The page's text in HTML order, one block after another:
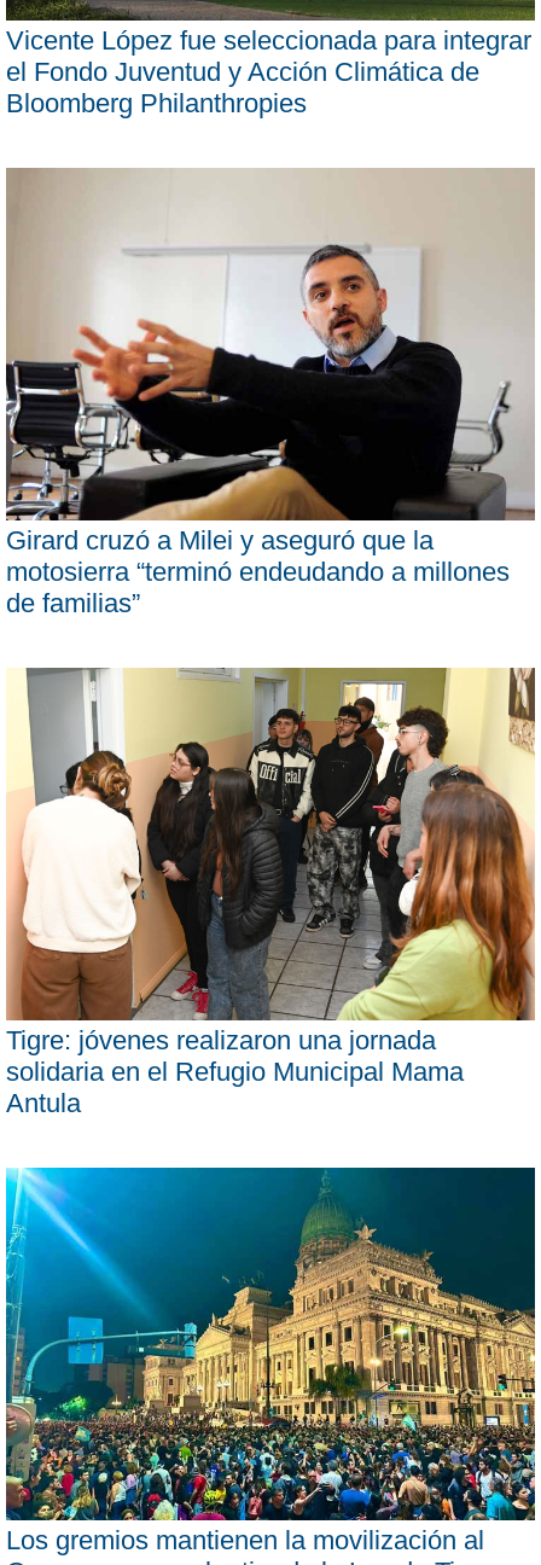
Vicente López fue seleccionada para integrar
el Fondo Juventud y Acción Climática de
Bloomberg Philanthropies
Girard cruzó a Milei y aseguró que la
motosierra “terminó endeudando a millones
de familias”
Tigre: jóvenes realizaron una jornada
solidaria en el Refugio Municipal Mama
Antula
Los gremios mantienen la movilización al